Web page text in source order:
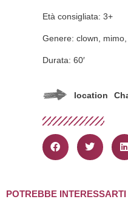
Età consigliata: 3+
Genere: clown,
Durata: 60′
location
POTREBBE